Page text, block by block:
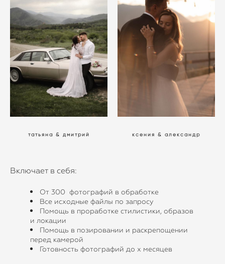
татьяна & дмитрий ксения & александр
Включает в себя:
От 300 фотографий в обработке
Все исходные файлы по запросу
Помощь в проработке стилистики, образов
и локации
Помощь в позировании и раскрепощении
перед камерой
Готовность фотографий до х месяцев